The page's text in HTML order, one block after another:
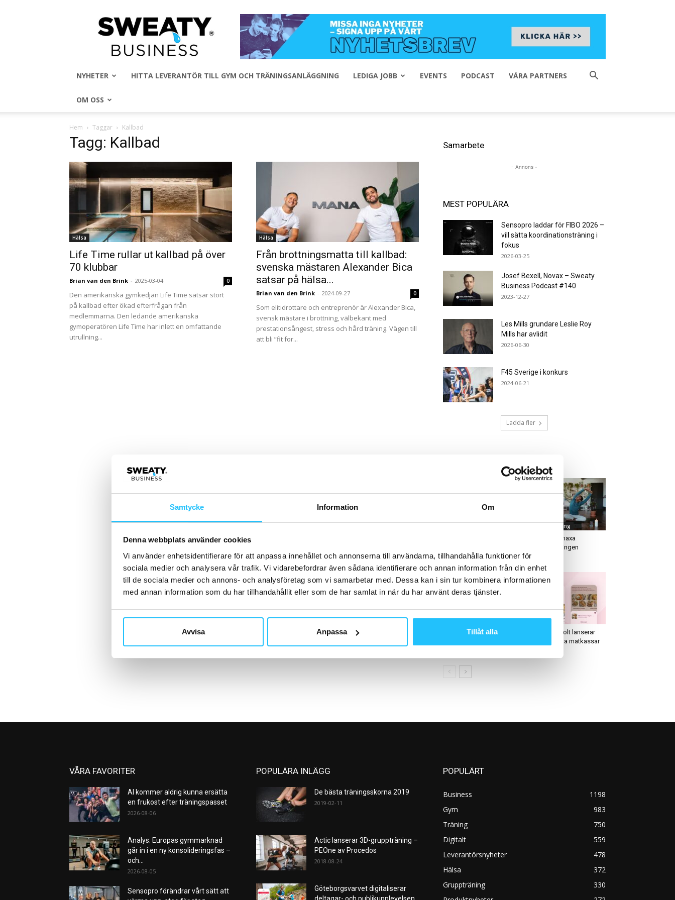
Samtycke Information Om
Denna webbplats använder cookies
Vi använder enhetsidentifierare för att anpassa innehållet och annonserna till användarna, tillhandahålla funktioner för
sociala medier och analysera vår trafik. Vi vidarebefordrar även sådana identifierare och annan information från din enhet
till de sociala medier och annons- och analysföretag som vi samarbetar med. Dessa kan i sin tur kombinera informationen
med annan information som du har tillhandahållit eller som de har samlat in när du har använt deras tjänster.
Avvisa Anpassa Tillåt alla
Sweaty
Business
NYHETER HITTA LEVERANTÖR TILL GYM OCH TRÄNINGSANLÄGGNING LEDIGA JOBB EVENTS PODCAST VÅRA PARTNERS
OM OSS
Hem Taggar Kallbad
Tagg: Kallbad
Hälsa
Life Time rullar ut kallbad på över
70 klubbar
Brian van den Brink - 2025-03-04 0
Den amerikanska gymkedjan Life Time satsar stort
på kallbad efter ökad efterfrågan från
medlemmarna. Den ledande amerikanska
gymoperatören Life Time har inlett en omfattande
utrullning...
Hälsa
Från brottningsmatta till kallbad:
svenska mästaren Alexander Bica
satsar på hälsa...
Brian van den Brink - 2024-09-27 0
Som elitidrottare och entreprenör är Alexander Bica,
svensk mästare i brottning, välbekant med
prestationsångest, stress och hård träning. Vägen till
att bli ”fit for...
Samarbete
- Annons -
MEST POPULÄRA
Sensopro laddar för FIBO 2026 –
vill sätta koordinations­träning i
fokus
2026-03-25
Josef Bexell, Novax – Sweaty
Business Podcast #140
2023-12-27
Les Mills grundare Leslie Roy
Mills har avlidit
2026-06-30
F45 Sverige i konkurs
2024-06-21
Ladda fler
redan digitala!”
Hemmaträning
Så kan du maxa
hemmaträningen
Business
3 tips till dig som vill
Business
Weekly Revolt lanserar
hälsosamma matkassar
VÅRA FAVORITER
AI kommer aldrig kunna ersätta
en frukost efter träningspasset
2026-08-06
Analys: Europas gymmarknad
går in i en ny konsolideringsfas –
och...
2026-08-05
Sensopro förändrar vårt sätt att
POPULÄRA INLÄGG
De bästa träningsskorna 2019
2019-02-11
Actic lanserar 3D-gruppträning –
PEOne av Procedos
2018-08-24
Göteborgsvarvet digitaliserar
POPULÄRT
Business
1198
Gym
983
Träning
750
Digitalt
559
Leverantörsnyheter
478
Hälsa
372
Gruppträning
330